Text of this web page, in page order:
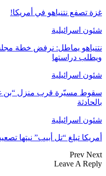
غزة تصفع نتنياهو في أمريكا!
شئون اسرائيلية
نتنياهو يماطل: نرفض خطة
ويطلب دراستها
شئون اسرائيلية
سقوط مسيّرة قرب منزل “بن
بالحادثة
شئون اسرائيلية
أمريكا تبلغ “تل أبيب” نيتها
Prev Next
Leave A Reply